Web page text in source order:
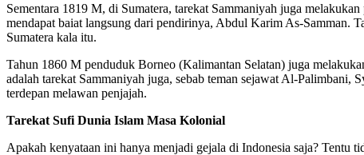
Sementara 1819 M, di Sumatera, tarekat Sammaniyah juga
mendapat baiat langsung dari pendirinya, Abdul Karim As-Samman.
Sumatera kala itu.
Tahun 1860 M penduduk Borneo (Kalimantan Selatan) juga
adalah tarekat Sammaniyah juga, sebab teman sejawat Al-
terdepan melawan penjajah.
Tarekat Sufi Dunia Islam Masa Kolonial
Apakah kenyataan ini hanya menjadi gejala di Indonesia saja? Tentu